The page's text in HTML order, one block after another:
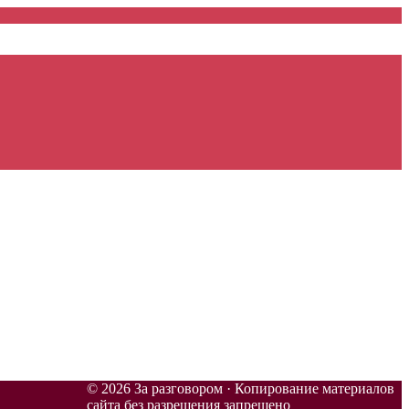
© 2026 За разговором · Копирование материалов
сайта без разрешения запрещено